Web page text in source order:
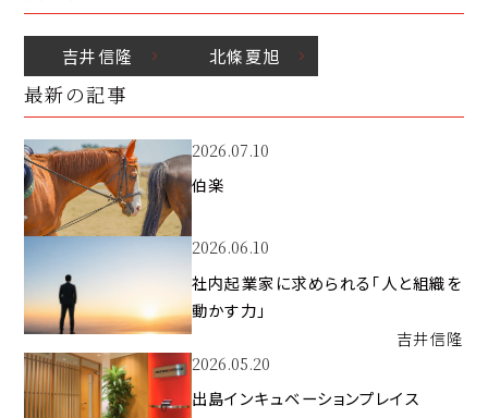
吉井信隆 北條夏旭
最新の記事
2026.07.10
伯楽
2026.06.10
社内起業家に求められる「人と組織を
動かす力」
吉井信隆
2026.05.20
出島インキュベーションプレイス